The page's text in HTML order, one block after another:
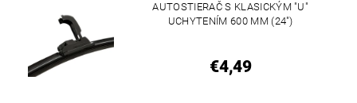
AUTOSTIERAČ S KLASICKÝM "U"
UCHYTENÍM 600 MM (24")
€4,49